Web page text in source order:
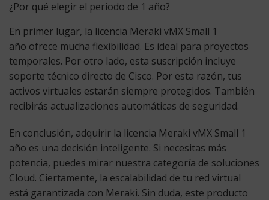
¿Por qué elegir el periodo de 1 año?
En primer lugar, la licencia Meraki vMX Small 1
año ofrece mucha flexibilidad. Es ideal para proyectos
temporales. Por otro lado, esta suscripción incluye
soporte técnico directo de Cisco. Por esta razón, tus
activos virtuales estarán siempre protegidos. También
recibirás actualizaciones automáticas de seguridad.
En conclusión, adquirir la licencia Meraki vMX Small 1
año es una decisión inteligente. Si necesitas más
potencia, puedes mirar nuestra categoría de soluciones
Cloud. Ciertamente, la escalabilidad de tu red virtual
está garantizada con Meraki. Sin duda, este producto